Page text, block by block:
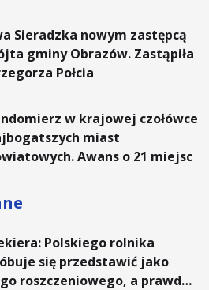
Sieradzka nowym zastępcą
gminy Obrazów. Zastąpiła
Połcia
w krajowej czołówce
miast
Awans o 21 miejsc
Polskiego rolnika
się przedstawić jako
roszczeniowego, a prawda